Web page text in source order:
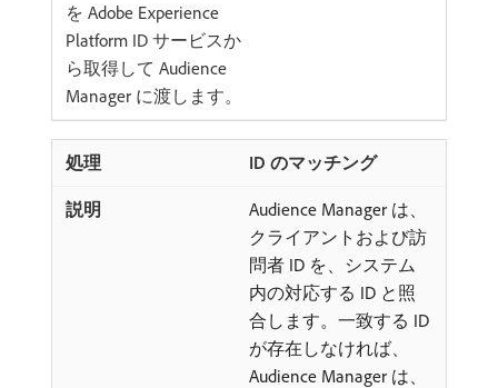
を Adobe Experience
Platform ID サービスか
ら取得して Audience
Manager に渡します。
ID のマッチング
Audience Manager は、
クライアントおよび訪
問者 ID を、システム
内の対応する ID と照
合します。一致する ID
が存在しなければ、
Audience Manager は、